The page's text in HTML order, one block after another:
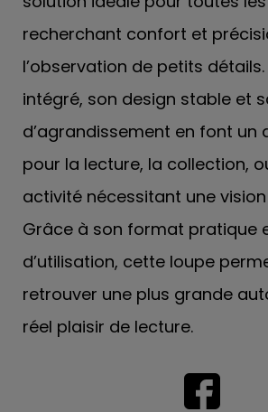
recherchant confort et
l’observation de petits
intégré, son design stable et
d’agrandissement en font un
pour la lecture, la collection,
activité nécessitant une
Grâce à son format pratique
d’utilisation, cette loupe
retrouver une plus grande
réel plaisir de lecture.